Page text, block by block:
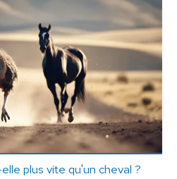
plus vite qu'un cheval ?